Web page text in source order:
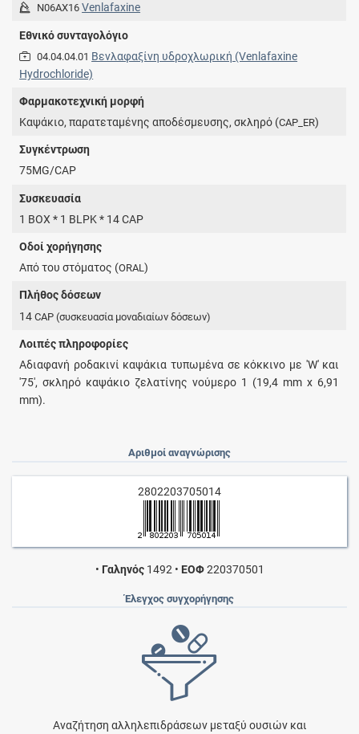
N06AX16 Venlafaxine
Εθνικό συνταγολόγιο
04.04.04.01 Βενλαφαξίνη υδροχλωρική (Venlafaxine
Hydrochloride)
Φαρμακοτεχνική μορφή
Καψάκιο, παρατεταμένης αποδέσμευσης, σκληρό (CAP_ER)
Συγκέντρωση
75MG/CAP
Συσκευασία
1 BOX * 1 BLPK * 14 CAP
Οδοί χορήγησης
Από του στόματος (ORAL)
Πλήθος δόσεων
14CAP (συσκευασία μοναδιαίων δόσεων)
Λοιπές πληροφορίες
Αδιαφανή ροδακινί καψάκια τυπωμένα σε κόκκινο με 'W' και
'75', σκληρό καψάκιο ζελατίνης νούμερο 1 (19,4 mm x 6,91
mm).
Αριθμοί αναγνώρισης
2802203705014
• Γαληνός1492 • ΕΟΦ220370501
Έλεγχος συγχορήγησης
Αναζήτηση αλληλεπιδράσεων μεταξύ ουσιών και